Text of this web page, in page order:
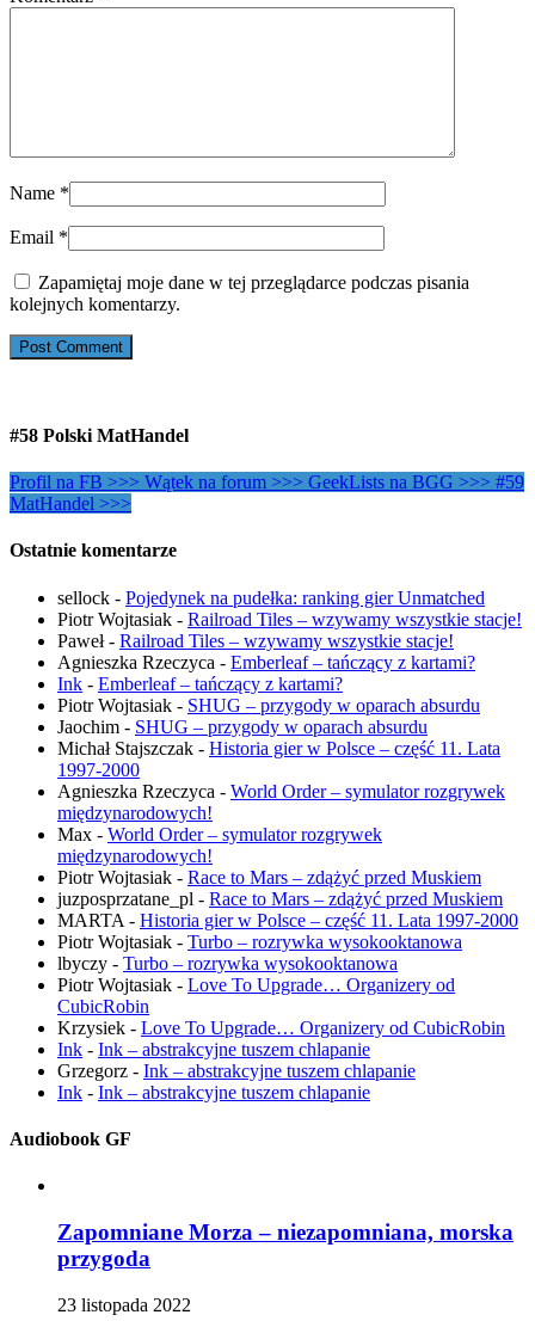
Name *
Email *
Zapamiętaj moje dane w tej przeglądarce podczas pisania
kolejnych komentarzy.
#58 Polski MatHandel
Profil na FB >>> Wątek na forum >>> GeekLists na BGG >>> #59
MatHandel >>>
Ostatnie komentarze
sellock - Pojedynek na pudełka: ranking gier Unmatched
Piotr Wojtasiak - Railroad Tiles – wzywamy wszystkie stacje!
Paweł- Railroad Tiles – wzywamy wszystkie stacje!
Agnieszka Rzeczyca - Emberleaf – tańczący z kartami?
Ink - Emberleaf – tańczący z kartami?
Piotr Wojtasiak - SHUG – przygody w oparach absurdu
Jaochim - SHUG – przygody w oparach absurdu
Michał Stajszczak - Historia gier w Polsce – część 11. Lata
1997-2000
Agnieszka Rzeczyca - World Order – symulator rozgrywek
międzynarodowych!
Max - World Order – symulator rozgrywek
międzynarodowych!
Piotr Wojtasiak - Race to Mars – zdążyć przed Muskiem
juzposprzatane_pl - Race to Mars – zdążyć przed Muskiem
MARTA - Historia gier w Polsce – część 11. Lata 1997-2000
Piotr Wojtasiak - Turbo – rozrywka wysokooktanowa
lbyczy - Turbo – rozrywka wysokooktanowa
Piotr Wojtasiak - Love To Upgrade… Organizery od
CubicRobin
Krzysiek - Love To Upgrade… Organizery od CubicRobin
Ink - Ink – abstrakcyjne tuszem chlapanie
Grzegorz - Ink – abstrakcyjne tuszem chlapanie
Ink - Ink – abstrakcyjne tuszem chlapanie
Audiobook GF
Zapomniane Morza – niezapomniana, morska
przygoda
23 listopada 2022